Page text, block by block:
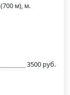
(700 м), м.
3500 руб.